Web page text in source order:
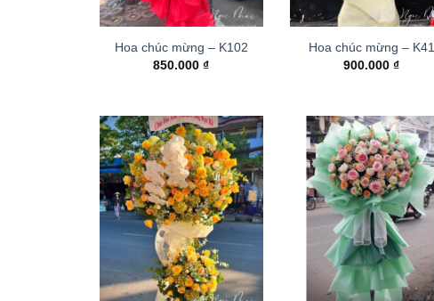
Hoa chúc mừng – K102
850.000₫
Hoa chúc mừng – K41
900.000₫